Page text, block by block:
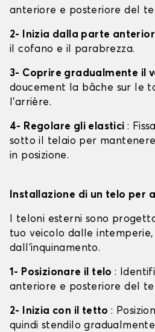
anteriore e posteriore del
2- Inizia dalla parte
il cofano e il parabrezza.
3- Coprire gradualmente il
doucement la bâche sur le
l'arrière.
4- Regolare gli elastici :
sotto il telaio per
in posizione.
Installazione di un telo per
I teloni esterni sono
tuo veicolo dalle intemperie,
dall'inquinamento.
1- Posizionare il telo:
anteriore e posteriore del
2- Inizia con il tetto:
quindi stendilo